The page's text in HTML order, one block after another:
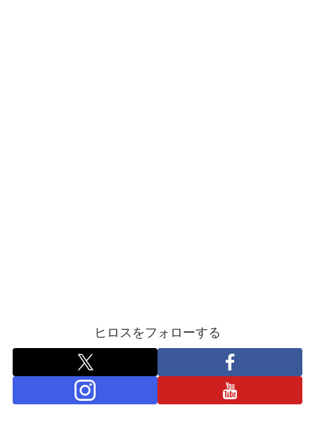
ヒロスをフォローする